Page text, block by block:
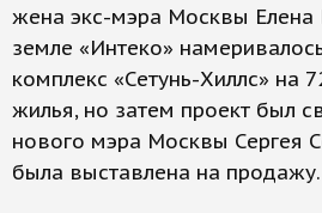
жена экс-мэра Москвы Елена
земле «Интеко»
комплекс «Сетунь-Хиллс» на
жилья, но затем проект был
нового мэра Москвы Сергея
была выставлена на продажу.